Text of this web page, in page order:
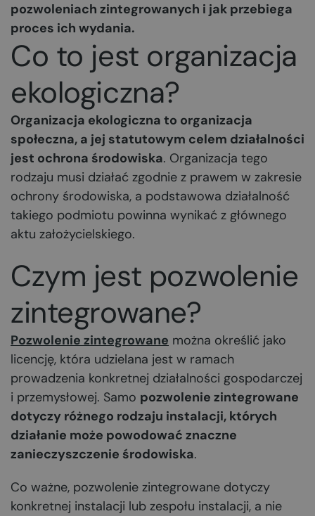
pozwoleniach zintegrowanych i jak przebiega
proces ich wydania.
Co to jest organizacja
ekologiczna?
Organizacja ekologiczna to organizacja
społeczna, a jej statutowym celem działalności
jest ochrona środowiska. Organizacja tego
rodzaju musi działać zgodnie z prawem w zakresie
ochrony środowiska, a podstawowa działalność
takiego podmiotu powinna wynikać z głównego
aktu założycielskiego.
Czym jest pozwolenie
zintegrowane?
Pozwolenie zintegrowane można określić jako
licencję, która udzielana jest w ramach
prowadzenia konkretnej działalności gospodarczej
i przemysłowej. Samo pozwolenie zintegrowane
dotyczy różnego rodzaju instalacji, których
działanie może powodować znaczne
zanieczyszczenie środowiska.
Co ważne, pozwolenie zintegrowane dotyczy
konkretnej instalacji lub zespołu instalacji, a nie